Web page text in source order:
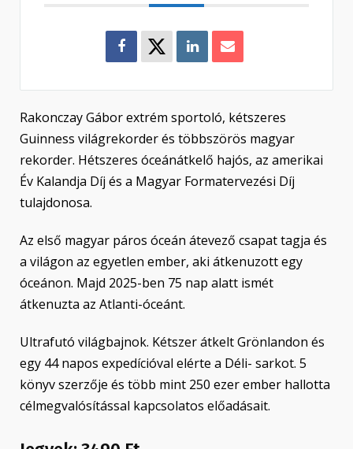
Rakonczay Gábor extrém sportoló, kétszeres
Guinness világrekorder és többszörös magyar
rekorder. Hétszeres óceánátkelő hajós, az amerikai
Év Kalandja Díj és a Magyar Formatervezési Díj
tulajdonosa.
Az első magyar páros óceán átevező csapat tagja és
a világon az egyetlen ember, aki átkenuzott egy
óceánon. Majd 2025-ben 75 nap alatt ismét
átkenuzta az Atlanti-óceánt.
Ultrafutó világbajnok. Kétszer átkelt Grönlandon és
egy 44 napos expedícióval elérte a Déli- sarkot. 5
könyv szerzője és több mint 250 ezer ember hallotta
célmegvalósítással kapcsolatos előadásait.